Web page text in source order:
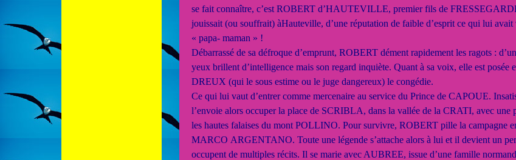
se fait connaître, c’est ROBERT d’HAUTEVILLE, premier fils de
jouissait (ou souffrait) àHauteville, d’une réputation de faible d’esprit ce qui lui
« papa- maman » !
Débarrassé de sa défroque d’emprunt, ROBERT dément rapidement les ragots :
yeux brillent d’intelligence mais son regard inquiète. Quant à sa voix, elle est
DREUX (qui le sous estime ou le juge dangereux) le congédie.
Ce qui lui vaut d’entrer comme mercenaire au service du Prince de CAPOUE.
l’envoie alors occuper la place de SCRIBLA, dans la vallée de la CRATI, avec une
les hautes falaises du mont POLLINO. Pour survivre, ROBERT pille la campagne
MARCO ARGENTANO. Toute une légende s’attache alors à lui et il devient un
occupent de multiples récits. Il se marie avec AUBREE, issue d’une famille